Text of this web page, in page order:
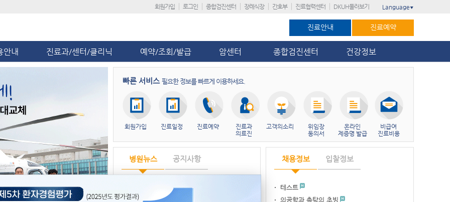
회원가입 로그인 종합검진센터 장례식장 간호부 진료협력센터 DKUH둘러보기 Language ▼
진료안내 진료예약
안내 진료과/센터/클리닉 예약/조회/발급 암센터 종합검진센터 건강정보
빠른 서비스 필요한 정보를 빠르게 이용하세요.
회원가입 진료일정 진료예약
진료과
의료진
고객의소리
위임장
동의서
온라인
제증명 발급
비급여
진료비용
채용정보
테스트
의공학과 촉탁의 초빙
입찰정보
병원뉴스
제5차 환자경험평가 ‘전국 상급종합병원 3위, 대전…
단국대병원, ‘급성기뇌졸중 적정성 평가’ 11회 연…
공지사항